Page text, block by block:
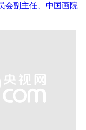
会副主任、中国画院